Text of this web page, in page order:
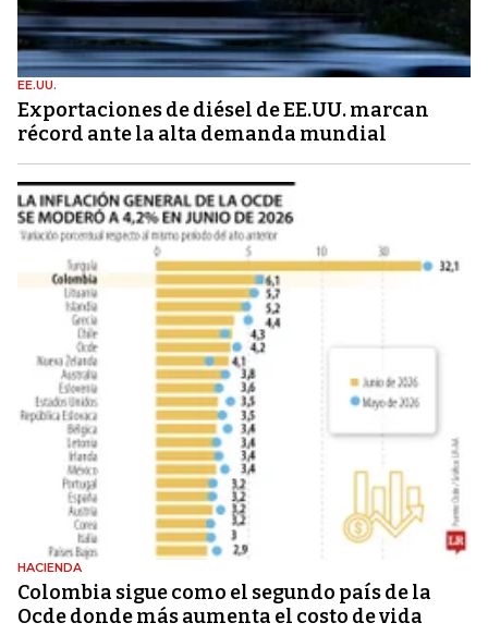
EE.UU.
Exportaciones de diésel de EE.UU. marcan
récord ante la alta demanda mundial
HACIENDA
Colombia sigue como el segundo país de la
Ocde donde más aumenta el costo de vida